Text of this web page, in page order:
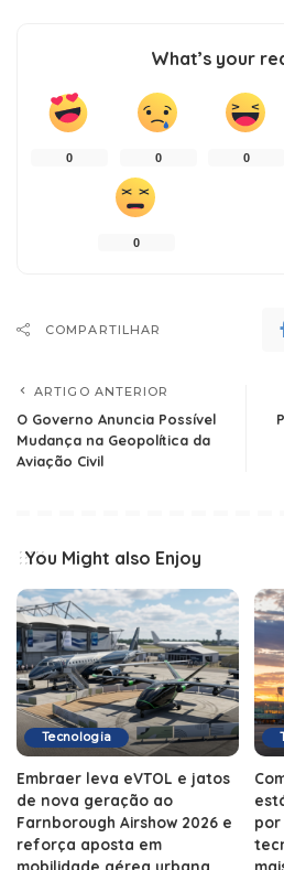
What’s your
0 0 0
0
COMPARTILHAR
ARTIGO ANTERIOR
O Governo Anuncia Possível
Mudança na Geopolítica da
Aviação Civil
You Might also Enjoy
Tecnologia
Embraer leva eVTOL e jatos
de nova geração ao
Farnborough Airshow 2026 e
reforça aposta em
mobilidade aérea urbana
por